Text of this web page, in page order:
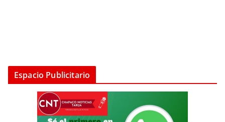
Espacio Publicitario